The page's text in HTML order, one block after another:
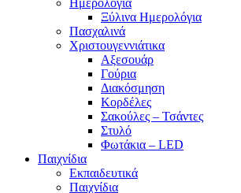
Ξύλινα Ημερολόγια
Πασχαλινά
Χριστουγεννιάτικα
Αξεσουάρ
Γούρια
Διακόσμηση
Κορδέλες
Σακούλες – Τσάντες
Στυλό
Φωτάκια – LED
Παιχνίδια
Εκπαιδευτικά
Παιχνίδια